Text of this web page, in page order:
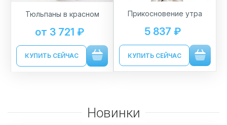
Тюльпаны в красном
от 3 721 ₽
КУПИТЬ СЕЙЧАС
Прикосновение утра
5 837 ₽
КУПИТЬ СЕЙЧАС
Новинки